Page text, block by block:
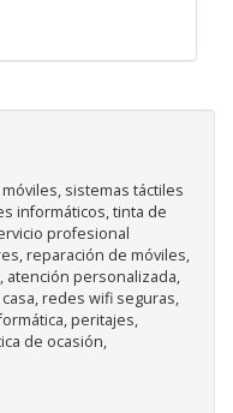
sistemas táctiles
informáticos, tinta de
profesional
reparación de móviles,
atención personalizada,
redes wifi seguras,
peritajes,
de ocasión,